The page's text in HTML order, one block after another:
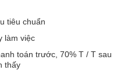
tiêu chuẩn
làm việc
toán trước, 70% T / T sau
thấy